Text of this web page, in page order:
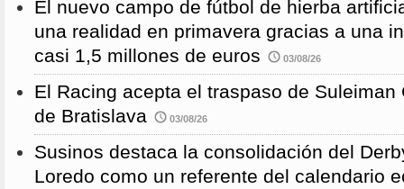
El nuevo campo de fútbol de hierba
una realidad en primavera gracias a una
casi 1,5 millones de euros
03/08/26
El Racing acepta el traspaso de Suleiman
de Bratislava
03/08/26
Susinos destaca la consolidación del
Loredo como un referente del calendario